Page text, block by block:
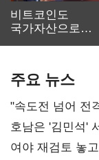
비트코인도
국가자산으로…'
주요 뉴스
"속도전 넘어 전
52시간까지 '뇌
호남은 '김민석'
'안갯속'
여야 재검토 놓